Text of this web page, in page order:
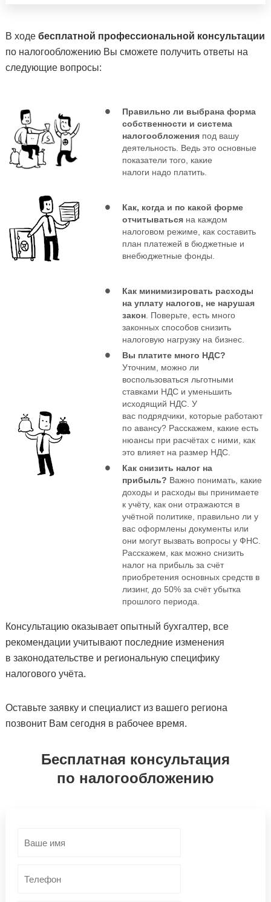
В ходе бесплатной профессиональной консультации
по налогообложению Вы сможете получить ответы на
следующие вопросы:
Правильно ли выбрана форма
собственности и система
налогообложенияпод вашу
деятельность. Ведь это основные
показатели того, какие
налоги надо платить.
Как, когда и по какой форме
отчитыватьсяна каждом
налоговом режиме, как составить
план платежей в бюджетные и
внебюджетные фонды.
Как минимизировать расходы
на уплату налогов, не нарушая
закон. Поверьте, есть много
законных способов снизить
налоговую нагрузку на бизнес.
Вы платите много НДС?
Уточним, можно ли
воспользоваться льготными
ставками НДС и уменьшить
исходящий НДС. У
вас подрядчики, которые работают
по авансу? Расскажем, какие есть
нюансы при расчётах с ними, как
это влияет на размер НДС.
Как снизить налог на
прибыль? Важно понимать, какие
доходы и расходы вы принимаете
к учёту, как они отражаются в
учётной политике, правильно ли у
вас оформлены документы или
они могут вызвать вопросы у ФНС.
Расскажем, как можно снизить
налог на прибыль за счёт
приобретения основных средств в
лизинг, до 50% за счёт убытка
прошлого периода.
Консультацию оказывает опытный бухгалтер, все
рекомендации учитывают последние изменения
в законодательстве и региональную специфику
налогового учёта.
Оставьте заявку и специалист из вашего региона
позвонит Вам сегодня в рабочее время.
Бесплатная консультация
по налогообложению